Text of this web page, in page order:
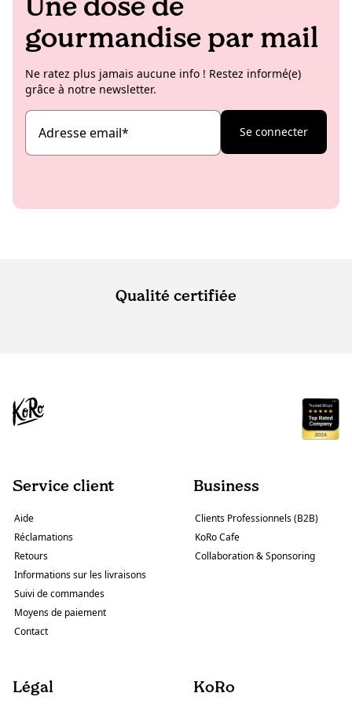
gourmandise par mail
Ne ratez plus jamais aucune info ! Restez informé(e)
grâce à notre newsletter.
Adresse email* Se connecter
Qualité certifiée
Service client
Aide
Réclamations
Retours
Informations sur les livraisons
Suivi de commandes
Moyens de paiement
Contact
Business
Clients Professionnels (B2B)
KoRo Cafe
Collaboration & Sponsoring
Légal KoRo